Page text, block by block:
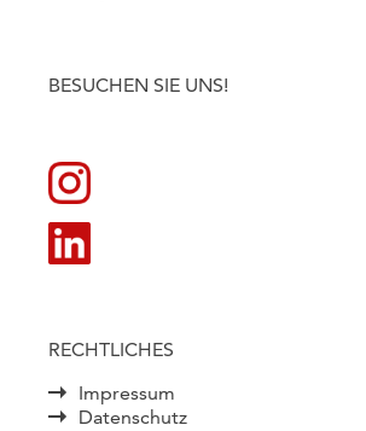
BESUCHEN SIE UNS!
RECHTLICHES
Impressum
Datenschutz